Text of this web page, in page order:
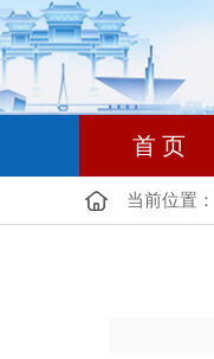
首 页
当前位置：